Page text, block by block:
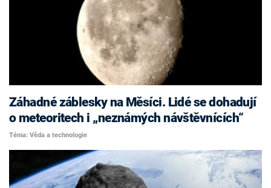
Záhadné záblesky na Měsíci. Lidé se dohadují
o meteoritech i „neznámých návštěvnících“
Téma: Věda a technologie